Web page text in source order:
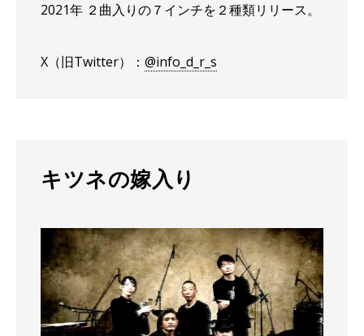
2021年 ２曲入りの７インチを２種類リリース。
X（旧Twitter）： @info_d_r_s
キツネの嫁入り